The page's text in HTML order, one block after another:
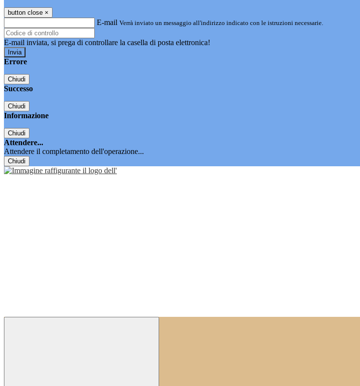
button close ×
E-mail Verrà inviato un messaggio all'indirizzo indicato con le istruzioni necessarie.
E-mail inviata, si prega di controllare la casella di posta elettronica!
Errore
Chiudi
Successo
Chiudi
Informazione
Chiudi
Attendere...
Attendere il completamento dell'operazione...
Chiudi